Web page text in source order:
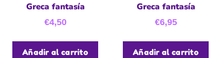
Greca fantasía
€4,50
Añadir al carrito
Greca fantasía
€6,95
Añadir al carrito